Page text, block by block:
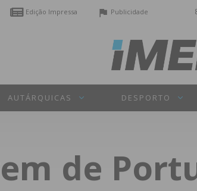
Edição Impressa Publicidade
AUTÁRQUICAS DESPORTO
de